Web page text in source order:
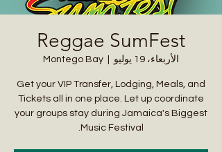
Reggae SumFest
الأربعاء، 19 يوليو Montego Bay
Get your VIP Transfer, Lodging, Meals, and
Tickets all in one place. Let up coordinate
your groups stay during Jamaica's Biggest
Music Festival.